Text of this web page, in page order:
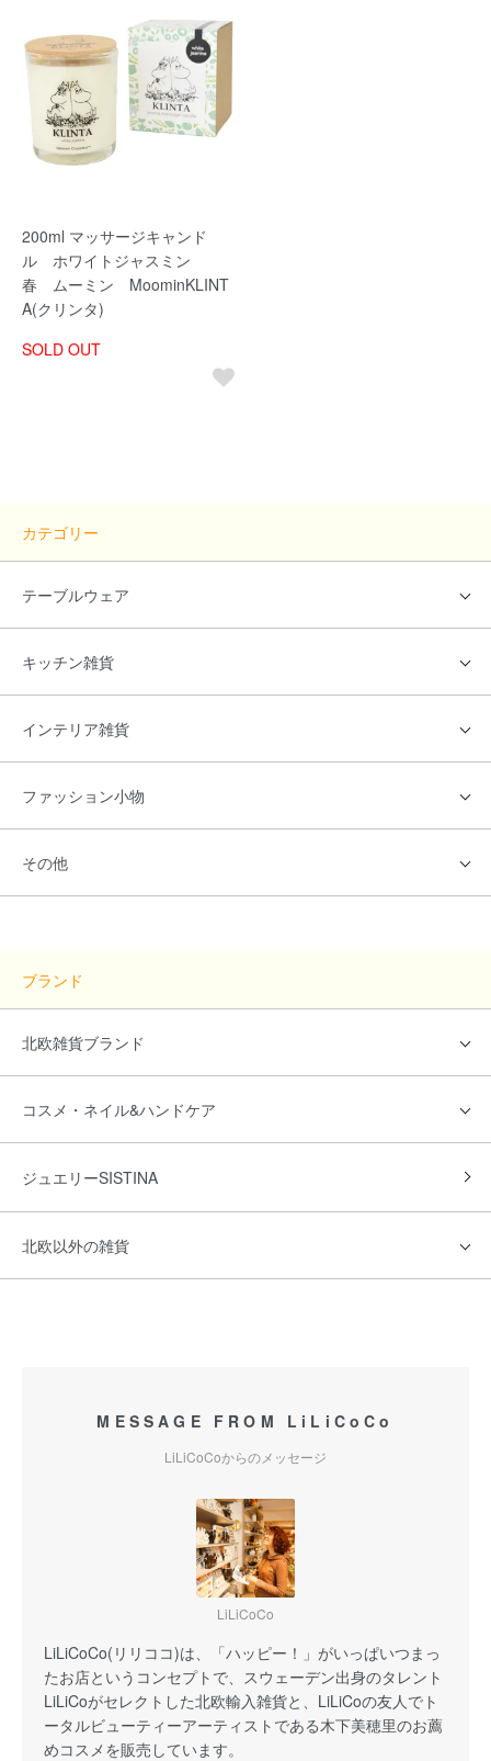
200ml マッサージキャンド
ル ホワイトジャスミン
春 ムーミン MoominKLINT
A(クリンタ)
SOLD OUT
カテゴリー
テーブルウェア
キッチン雑貨
インテリア雑貨
ファッション小物
その他
ブランド
北欧雑貨ブランド
コスメ・ネイル&ハンドケア
ジュエリーSISTINA
北欧以外の雑貨
MESSAGE FROM LiLiCoCo
LiLiCoCoからのメッセージ
LiLiCoCo
LiLiCoCo(リリココ)は、「ハッピー！」がいっぱいつまっ
たお店というコンセプトで、スウェーデン出身のタレント
LiLiCoがセレクトした北欧輸入雑貨と、LiLiCoの友人でト
ータルビューティーアーティストである木下美穂里のお薦
めコスメを販売しています。